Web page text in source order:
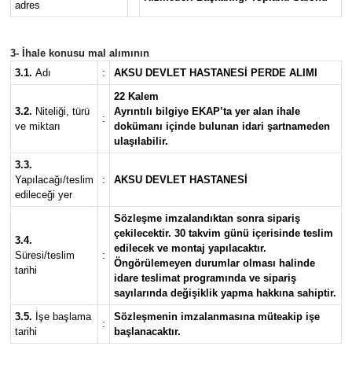
adres
3- İhale konusu mal alımının
3.1. Adı : AKSU DEVLET HASTANESİ PERDE ALIMI
3.2. Niteliği, türü
ve miktarı
:
22 Kalem
Ayrıntılı bilgiye EKAP’ta yer alan ihale
dokümanı içinde bulunan idari şartnameden
ulaşılabilir.
3.3.
Yapılacağı/teslim
edileceği yer
: AKSU DEVLET HASTANESİ
3.4.
Süresi/teslim
tarihi
:
Sözleşme imzalandıktan sonra sipariş
çekilecektir. 30 takvim günü içerisinde teslim
edilecek ve montaj yapılacaktır.
Öngörülemeyen durumlar olması halinde
idare teslimat programında ve sipariş
sayılarında değişiklik yapma hakkına sahiptir.
3.5. İşe başlama
tarihi
:
Sözleşmenin imzalanmasına müteakip işe
başlanacaktır.